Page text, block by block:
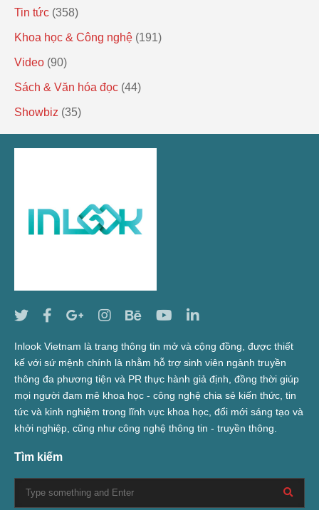
Tin tức (358)
Khoa học & Công nghệ (191)
Video (90)
Sách & Văn hóa đọc (44)
Showbiz (35)
Inlook Vietnam là trang thông tin mở và cộng đồng, được thiết
kế với sứ mệnh chính là nhằm hỗ trợ sinh viên ngành truyền
thông đa phương tiện và PR thực hành giả định, đồng thời giúp
mọi người đam mê khoa học - công nghệ chia sẻ kiến thức, tin
tức và kinh nghiệm trong lĩnh vực khoa học, đổi mới sáng tạo và
khởi nghiệp, cũng như công nghệ thông tin - truyền thông.
Tìm kiếm